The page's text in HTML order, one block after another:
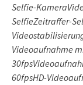
Selfie-
SelfieZeitraffer-
Videoaufnahme
60fpsHD-